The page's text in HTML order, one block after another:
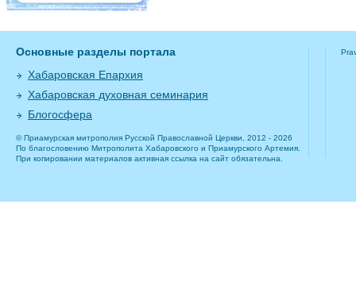
Основные разделы портала
Хабаровская Епархия
Хабаровская духовная семинария
Блогосфера
© Приамурская митрополия Русской Православной Церкви, 2012 - 2026
По благословению Митрополита Хабаровского и Приамурского Артемия.
При копировании материалов активная ссылка на сайт обязательна.